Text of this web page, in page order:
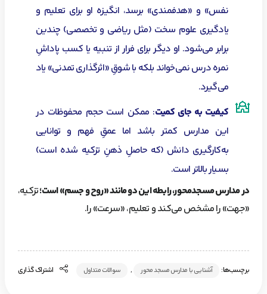
نفس» و «هدفمندی» برسد، انگیزه او برای تعلیم و
یادگیری علوم سخت (مثل ریاضی و تخصصی) چندین
برابر می‌شود. او دیگر برای فرار از تنبیه یا کسب پاداشِ
نمره درس نمی‌خواند بلکه با شوقِ «اثرگذاری تمدنی» یاد
می‌گیرد.
کیفیت به جای کمیت: ممکن است حجم محفوظات در
این مدارس کمتر باشد اما عمقِ فهم و توانایی
به‌کارگیری دانش (که حاصلِ ذهنِ تزکیه شده است)
بسیار بالاتر است.
در مدارس مسجدمحور، رابطه این دو مانند «روح و جسم» است؛تزکیه،
«جهت» را مشخص می‌کند و تعلیم، «سرعت» را.
برچسب‌ها: آشنایی با مدارس مسجد محور , سوالات متداول اشتراک گذاری